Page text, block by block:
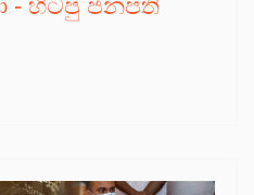
- හිටපු ජනපති